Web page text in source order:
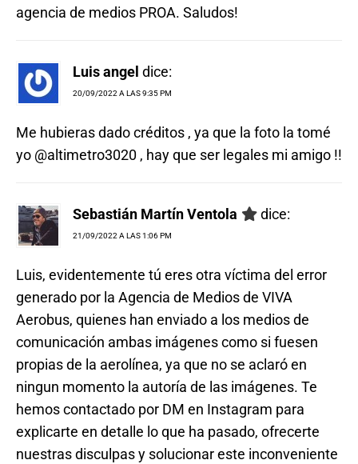
agencia de medios PROA. Saludos!
Luis angel dice:
20/09/2022 A LAS 9:35 PM
Me hubieras dado créditos , ya que la foto la tomé
yo @altimetro3020 , hay que ser legales mi amigo !!
Sebastián Martín Ventola dice:
21/09/2022 A LAS 1:06 PM
Luis, evidentemente tú eres otra víctima del error
generado por la Agencia de Medios de VIVA
Aerobus, quienes han enviado a los medios de
comunicación ambas imágenes como si fuesen
propias de la aerolínea, ya que no se aclaró en
ningun momento la autoría de las imágenes. Te
hemos contactado por DM en Instagram para
explicarte en detalle lo que ha pasado, ofrecerte
nuestras disculpas y solucionar este inconveniente